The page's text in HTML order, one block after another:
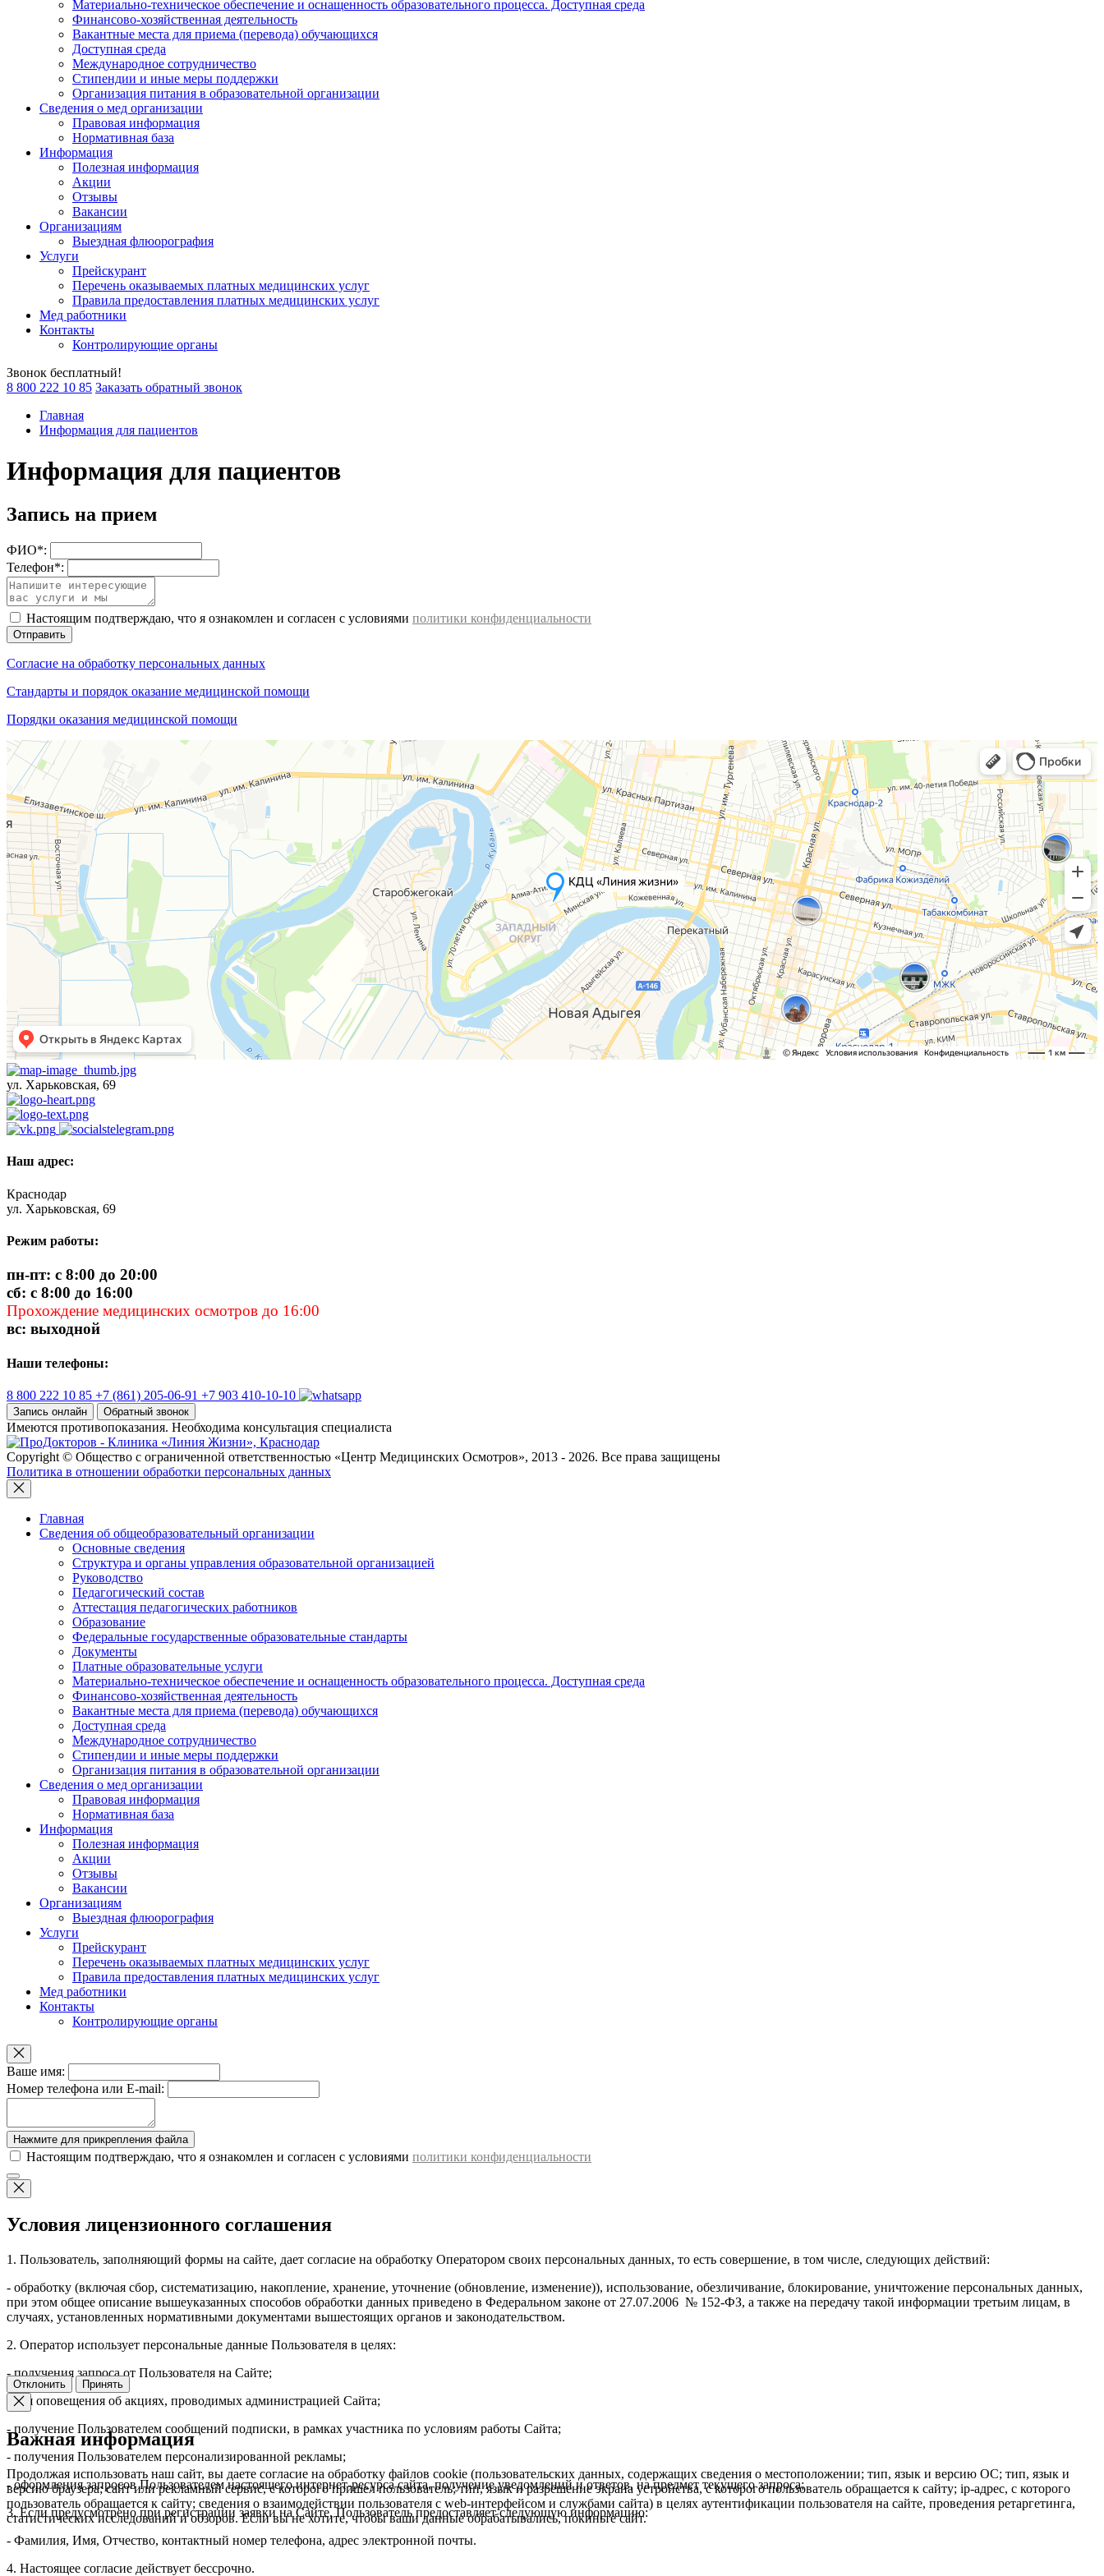
Материально-техническое обеспечение и оснащенность образовательного процесса. Доступная среда
Финансово-хозяйственная деятельность
Вакантные места для приема (перевода) обучающихся
Доступная среда
Международное сотрудничество
Стипендии и иные меры поддержки
Организация питания в образовательной организации
Сведения о мед организации
Правовая информация
Нормативная база
Информация
Полезная информация
Акции
Отзывы
Вакансии
Организациям
Выездная флюорография
Услуги
Прейскурант
Перечень оказываемых платных медицинских услуг
Правила предоставления платных медицинских услуг
Мед работники
Контакты
Контролирующие органы
Звонок бесплатный!
8 800 222 10 85 Заказать обратный звонок
Главная
Информация для пациентов
Информация для пациентов
Запись на прием
ФИО*:
Телефон*:
Настоящим подтверждаю, что я ознакомлен и согласен с условиями политики конфиденциальности
Отправить
Согласие на обработку персональных данных
Стандарты и порядок оказание медицинской помощи
Порядки оказания медицинской помощи
ул. Харьковская, 69
Наш адрес:
Краснодар
ул. Харьковская, 69
Режим работы:
пн-пт: с 8:00 до 20:00
сб: с 8:00 до 16:00
Прохождение медицинских осмотров до 16:00
вс: выходной
Наши телефоны:
8 800 222 10 85 +7 (861) 205-06-91 +7 903 410-10-10
Запись онлайн Обратный звонок
Имеются противопоказания. Необходима консультация специалиста
Copyright © Общество с ограниченной ответственностью «Центр Медицинских Осмотров», 2013 - 2026. Все права защищены
Политика в отношении обработки персональных данных
Главная
Сведения об общеобразовательный организации
Основные сведения
Структура и органы управления образовательной организацией
Руководство
Педагогический состав
Аттестация педагогических работников
Образование
Федеральные государственные образовательные стандарты
Документы
Платные образовательные услуги
Материально-техническое обеспечение и оснащенность образовательного процесса. Доступная среда
Финансово-хозяйственная деятельность
Вакантные места для приема (перевода) обучающихся
Доступная среда
Международное сотрудничество
Стипендии и иные меры поддержки
Организация питания в образовательной организации
Сведения о мед организации
Правовая информация
Нормативная база
Информация
Полезная информация
Акции
Отзывы
Вакансии
Организациям
Выездная флюорография
Услуги
Прейскурант
Перечень оказываемых платных медицинских услуг
Правила предоставления платных медицинских услуг
Мед работники
Контакты
Контролирующие органы
Ваше имя:
Номер телефона или E-mail:
Нажмите для прикрепления файла
Настоящим подтверждаю, что я ознакомлен и согласен с условиями политики конфиденциальности
Условия лицензионного соглашения
1. Пользователь, заполняющий формы на сайте, дает согласие на обработку Оператором своих персональных данных, то есть совершение, в том числе, следующих действий:
- обработку (включая сбор, систематизацию, накопление, хранение, уточнение (обновление, изменение)), использование, обезличивание, блокирование, уничтожение персональных данных,
при этом общее описание вышеуказанных способов обработки данных приведено в Федеральном законе от 27.07.2006 № 152-ФЗ, а также на передачу такой информации третьим лицам, в
случаях, установленных нормативными документами вышестоящих органов и законодательством.
2. Оператор использует персональные данные Пользователя в целях:
- получения запроса от Пользователя на Сайте;
- для оповещения об акциях, проводимых администрацией Сайта;
- получение Пользователем сообщений подписки, в рамках участника по условиям работы Сайта;
- получения Пользователем персонализированной рекламы;
- оформления запросов Пользователем настоящего интернет-ресурса сайта, получение уведомлений и ответов, на предмет текущего запроса;
3. Если предусмотрено при регистрации заявки на Сайте, Пользователь предоставляет следующую информацию:
- Фамилия, Имя, Отчество, контактный номер телефона, адрес электронной почты.
4. Настоящее согласие действует бессрочно.
Отклонить Принять
Важная информация
Продолжая использовать наш сайт, вы даете согласие на обработку файлов cookie (пользовательских данных, содержащих сведения о местоположении; тип, язык и версию ОС; тип, язык и
версию браузера; сайт или рекламный сервис, с которого пришел пользователь; тип, язык и разрешение экрана устройства, с которого пользователь обращается к сайту; ip-адрес, с которого
пользователь обращается к сайту; сведения о взаимодействии пользователя с web-интерфейсом и службами сайта) в целях аутентификации пользователя на сайте, проведения ретаргетинга,
статистических исследований и обзоров. Если вы не хотите, чтобы ваши данные обрабатывались, покиньте сайт.